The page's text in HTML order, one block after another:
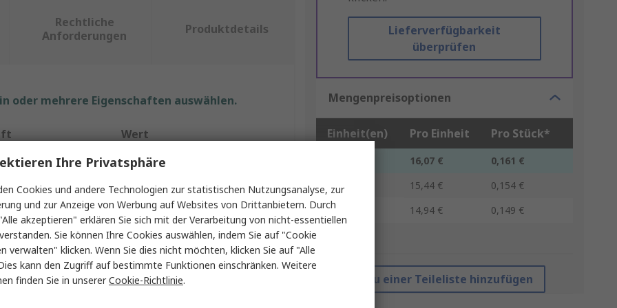
Lieferverfügbarkeit
überprüfen
Mengenpreisoptionen
Einheit(en) Pro Einheit Pro Stück*
16,07 €
0,161 €
10 - 19
15,44 €
0,154 €
20 +
14,94 € 0,149 €
*Richtpreis
Zu einer Teileliste hinzufügen
Rechtliche
Anforderungen
Produktdetails
oder mehrere Eigenschaften auswählen.
Wert
RS PRO
ESD Beutel
Antistatisch
Rosa
255mm
Ihre Privatsphäre
Cookies und andere Technologien zur statistischen Nutzungsanalyse, zur
und zur Anzeige von Werbung auf Websites von Drittanbietern. Durch
akzeptieren" erklären Sie sich mit der Verarbeitung von nicht-essentiellen
Sie können Ihre Cookies auswählen, indem Sie auf "Cookie
verwalten" klicken. Wenn Sie dies nicht möchten, klicken Sie auf "Alle
kann den Zugriff auf bestimmte Funktionen einschränken. Weitere
finden Sie in unsererCookie-Richtlinie.